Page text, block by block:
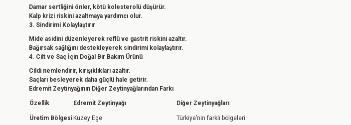
Damar sertliğini önler, kötü kolesterolü düşürür.
Kalp krizi riskini azaltmaya yardımcı olur.
3. Sindirimi Kolaylaştırır
Mide asidini düzenleyerek reflü ve gastrit riskini azaltır.
Bağırsak sağlığını destekleyerek sindirimi kolaylaştırır.
4. Cilt ve Saç İçin Doğal Bir Bakım Ürünü
Cildi nemlendirir, kırışıklıkları azaltır.
Saçları besleyerek daha güçlü hale getirir.
Edremit Zeytinyağının Diğer Zeytinyağlarından Farkı
Özellik Edremit Zeytinyağı Diğer Zeytinyağları
Üretim BölgesiKuzey Ege Türkiye’nin farklı bölgeleri